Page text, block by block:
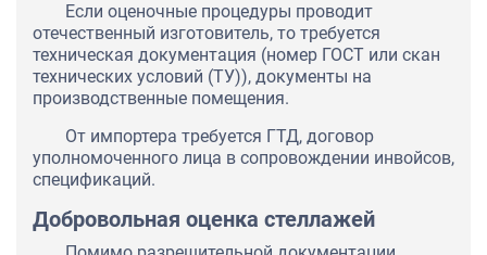
Если оценочные процедуры проводит
отечественный изготовитель, то требуется
техническая документация (номер ГОСТ или скан
технических условий (ТУ)), документы на
производственные помещения.
От импортера требуется ГТД, договор
уполномоченного лица в сопровождении инвойсов,
спецификаций.
Добровольная оценка стеллажей